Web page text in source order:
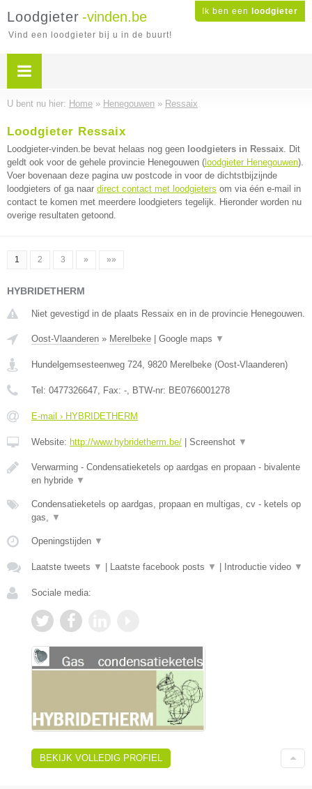
Ik ben een loodgieter
Loodgieter -vinden.be
Vind een loodgieter bij u in de buurt!
U bent nu hier: Home » Henegouwen » Ressaix
Loodgieter Ressaix
Loodgieter-vinden.be bevat helaas nog geen loodgieters in Ressaix. Dit
geldt ook voor de gehele provincie Henegouwen ( loodgieter Henegouwen).
Voer bovenaan deze pagina uw postcode in voor de dichtstbijzijnde
loodgieters of ga naar direct contact met loodgieters om via één e-mail in
contact te komen met meerdere loodgieters tegelijk. Hieronder worden nu
overige resultaten getoond.
1 2 3 » »»
HYBRIDETHERM
Niet gevestigd in de plaats Ressaix en in de provincie Henegouwen.
Oost-Vlaanderen » Merelbeke Google maps ▼
Hundelgemsesteenweg 724, 9820 Merelbeke (Oost-Vlaanderen)
Tel: 0477326647, Fax: -, BTW-nr: BE0766001278
E-mail › HYBRIDETHERM
Website: http://www.hybridetherm.be/ Screenshot ▼
Verwarming - Condensatieketels op aardgas en propaan - bivalente
en hybride ▼
Condensatieketels op aardgas, propaan en multigas, cv - ketels op
gas, ▼
Openingstijden ▼
Laatste tweets ▼ Laatste facebook posts ▼ Introductie video ▼
Sociale media:
BEKIJK VOLLEDIG PROFIEL